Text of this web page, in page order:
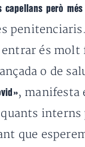
però
és
o de
, manifesta
interns
que